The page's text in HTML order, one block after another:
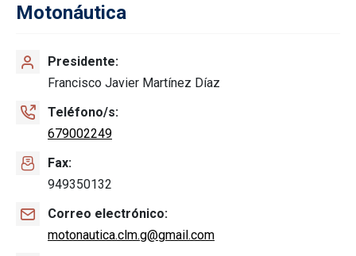
Motonáutica
Presidente
Francisco Javier Martínez Díaz
Teléfono/s
679002249
Fax
949350132
Correo electrónico
motonautica.clm.g@gmail.com